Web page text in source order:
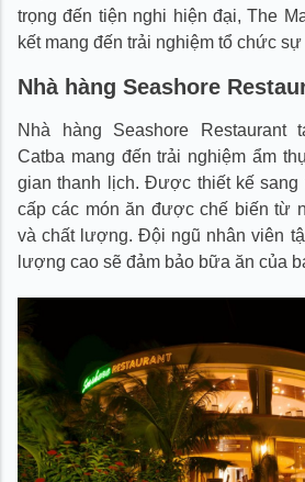
trọng đến tiện nghi hiện đại, The
kết mang đến trải nghiệm tổ chức
Nhà hàng Seashore
Nhà hàng Seashore Restaurant
Catba mang đến trải nghiệm ẩm
gian thanh lịch. Được thiết kế sang
cấp các món ăn được chế biến từ
và chất lượng. Đội ngũ nhân viên
lượng cao sẽ đảm bảo bữa ăn của